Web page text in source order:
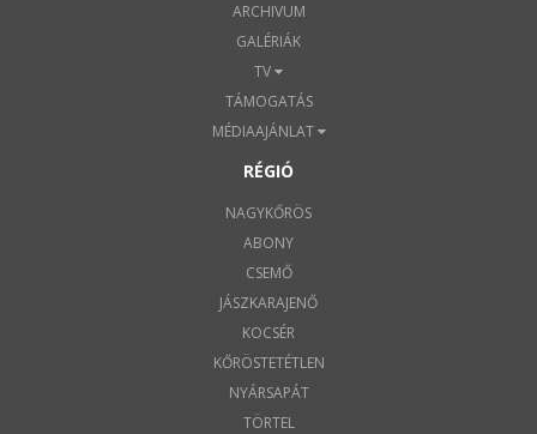
ARCHIVUM
GALÉRIÁK
TV
TÁMOGATÁS
MÉDIAAJÁNLAT
RÉGIÓ
NAGYKŐRÖS
ABONY
CSEMŐ
JÁSZKARAJENŐ
KOCSÉR
KŐRÖSTETÉTLEN
NYÁRSAPÁT
TÖRTEL